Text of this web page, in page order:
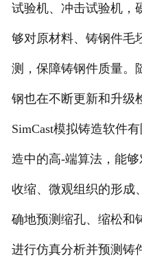
试验机、冲击试验机，
够对原材料、铸钢件毛
测，保障铸钢件质量。
钢也在不断更新和升级
SimCast模拟铸造软件
造中的高-端算法，能
收缩、微观组织的形成
确地预测缩孔、缩松和
进行仿真分析并预测铸